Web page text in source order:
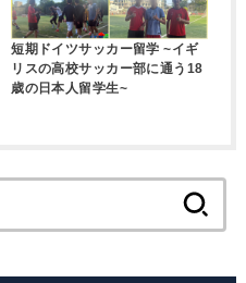
短期ドイツサッカー留学 ~イギ
リスの高校サッカー部に通う18
歳の日本人留学生~
索: